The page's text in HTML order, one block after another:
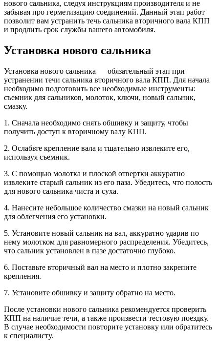
нового сальника, следуя инструкциям производителя и не
забывая про герметизацию соединений. Данный этап работ
позволит вам устранить течь сальника вторичного вала КПП
и продлить срок службы вашего автомобиля.
Установка нового сальника
Установка нового сальника — обязательный этап при
устранении течи сальника вторичного вала КПП. Для начала
необходимо подготовить все необходимые инструменты:
съемник для сальников, молоток, ключи, новый сальник,
смазку.
1. Сначала необходимо снять обшивку и защиту, чтобы
получить доступ к вторичному валу КПП.
2. Ослабьте крепление вала и тщательно извлеките его,
используя съемник.
3. С помощью молотка и плоской отвертки аккуратно
извлеките старый сальник из его паза. Убедитесь, что полость
для нового сальника чиста и суха.
4. Нанесите небольшое количество смазки на новый сальник
для облегчения его установки.
5. Установите новый сальник на вал, аккуратно ударив по
нему молотком для равномерного распределения. Убедитесь,
что сальник установлен в пазе достаточно глубоко.
6. Поставьте вторичный вал на место и плотно закрепите
крепления.
7. Установите обшивку и защиту обратно на место.
После установки нового сальника рекомендуется проверить
КПП на наличие течи, а также произвести тестовую поездку.
В случае необходимости повторите установку или обратитесь
к специалисту.